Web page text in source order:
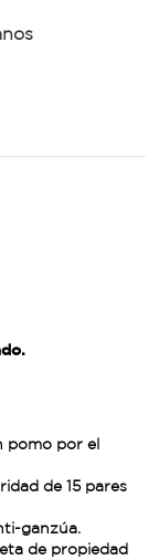
pomo por el
de 15 pares
ganzúa.
de propiedad